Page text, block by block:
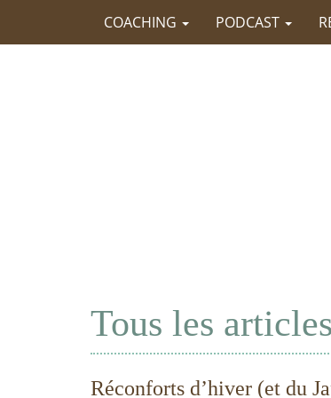
COACHING PODCAST
Tous les
Réconforts d’hiver (et du